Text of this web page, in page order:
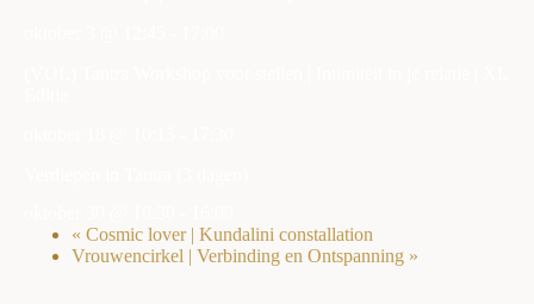
« Cosmic lover | Kundalini constallation
Vrouwencirkel | Verbinding en Ontspanning »